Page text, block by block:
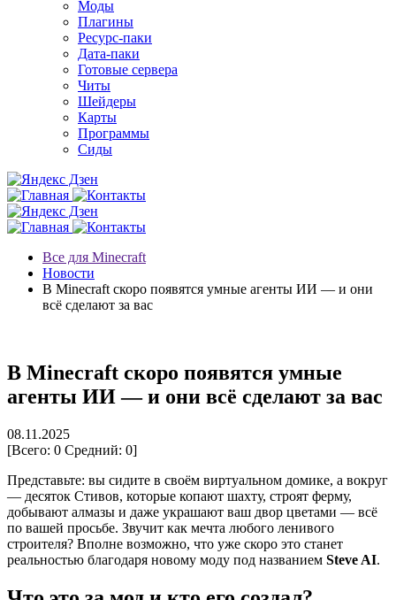
Моды
Плагины
Ресурс-паки
Дата-паки
Готовые сервера
Читы
Шейдеры
Карты
Программы
Сиды
Все для Minecraft
Новости
В Minecraft скоро появятся умные агенты ИИ — и они
всё сделают за вас
В Minecraft скоро появятся умные
агенты ИИ — и они всё сделают за вас
08.11.2025
[Всего: 0 Средний: 0]
Представьте: вы сидите в своём виртуальном домике, а вокруг
— десяток Стивов, которые копают шахту, строят ферму,
добывают алмазы и даже украшают ваш двор цветами — всё
по вашей просьбе. Звучит как мечта любого ленивого
строителя? Вполне возможно, что уже скоро это станет
реальностью благодаря новому моду под названием Steve AI.